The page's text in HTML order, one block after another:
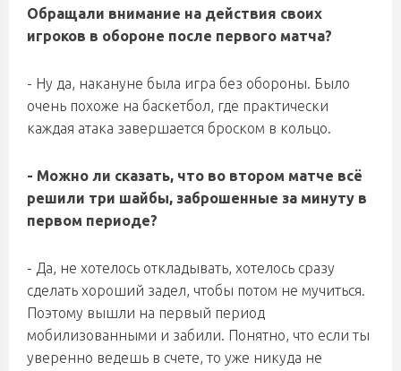
Обращали внимание на действия своих
игроков в обороне после первого матча?
- Ну да, накануне была игра без обороны. Было
очень похоже на баскетбол, где практически
каждая атака завершается броском в кольцо.
- Можно ли сказать, что во втором матче всё
решили три шайбы, заброшенные за минуту в
первом периоде?
- Да, не хотелось откладывать, хотелось сразу
сделать хороший задел, чтобы потом не мучиться.
Поэтому вышли на первый период
мобилизованными и забили. Понятно, что если ты
уверенно ведешь в счете, то уже никуда не